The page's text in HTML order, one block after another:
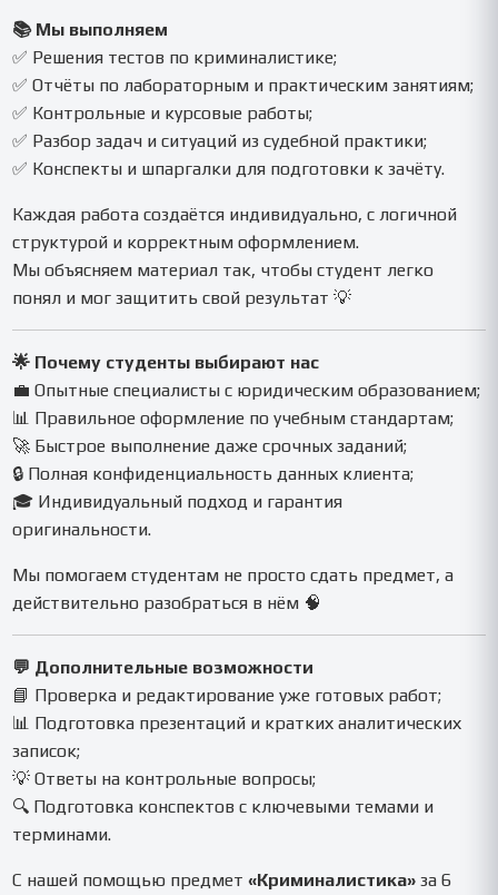
📚 Мы выполняем
✅ Решения тестов по криминалистике;
✅ Отчёты по лабораторным и практическим занятиям;
✅ Контрольные и курсовые работы;
✅ Разбор задач и ситуаций из судебной практики;
✅ Конспекты и шпаргалки для подготовки к зачёту.
Каждая работа создаётся индивидуально, с логичной
структурой и корректным оформлением.
Мы объясняем материал так, чтобы студент легко
понял и мог защитить свой результат 💡
🌟 Почему студенты выбирают нас
💼 Опытные специалисты с юридическим образованием;
📊 Правильное оформление по учебным стандартам;
🚀 Быстрое выполнение даже срочных заданий;
🔒 Полная конфиденциальность данных клиента;
🎓 Индивидуальный подход и гарантия
оригинальности.
Мы помогаем студентам не просто сдать предмет, а
действительно разобраться в нём 🧠
💬 Дополнительные возможности
📘 Проверка и редактирование уже готовых работ;
📊 Подготовка презентаций и кратких аналитических
записок;
💡 Ответы на контрольные вопросы;
🔍 Подготовка конспектов с ключевыми темами и
терминами.
С нашей помощью предмет«Криминалистика» за 6